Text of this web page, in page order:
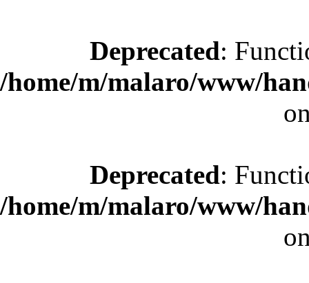
Deprecated:
/home/m/malaro/www/
Deprecated:
/home/m/malaro/www/